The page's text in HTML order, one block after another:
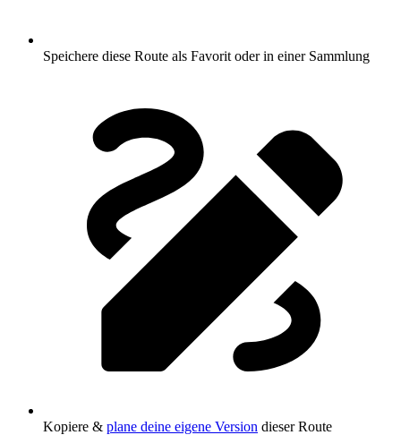
Speichere diese Route als Favorit oder in einer Sammlung
Kopiere & plane deine eigene Version dieser Route